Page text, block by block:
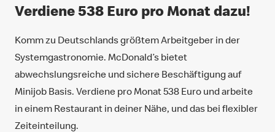
Verdiene 538 Euro pro Monat dazu!
Komm zu Deutschlands größtem Arbeitgeber in der
Systemgastronomie. McDonald’s bietet
abwechslungsreiche und sichere Beschäftigung auf
Minijob Basis. Verdiene pro Monat 538 Euro und arbeite
in einem Restaurant in deiner Nähe, und das bei flexibler
Zeiteinteilung.